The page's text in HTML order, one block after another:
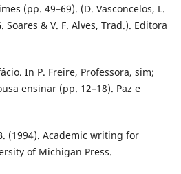
(pp. 49–69). (D. Vasconcelos, L.
Soares & V. F. Alves, Trad.). Editora
In P. Freire, Professora, sim;
ensinar (pp. 12–18). Paz e
(1994). Academic writing for
of Michigan Press.